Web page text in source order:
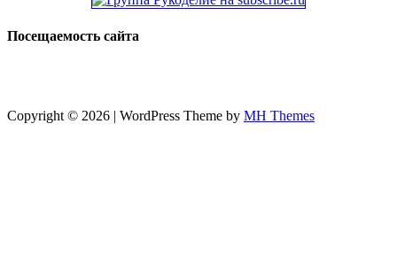
Посещаемость сайта
Copyright © 2026 | WordPress Theme by MH Themes